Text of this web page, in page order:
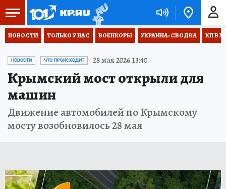
НОВОСТИ ТОЛЬКО У НАС ВОЕНКОРЫ УКРАИНА: СВОДКА КП В
НОВОСТИ ЧТО ПРОИСХОДИТ 28 мая 2026 13:40
Крымский мост открыли для
машин
Движение автомобилей по Крымскому
мосту возобновилось 28 мая